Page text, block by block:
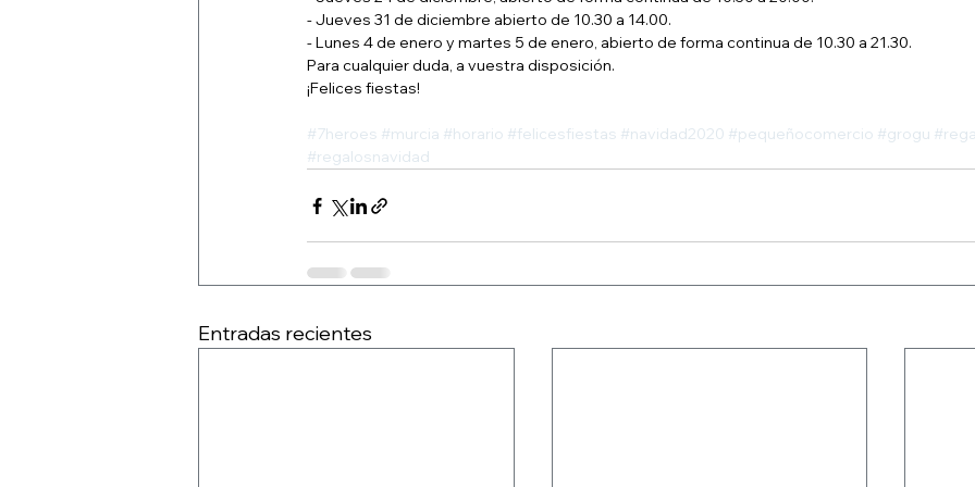
- Jueves 31 de diciembre abierto de 10.30 a 14.00.
- Lunes 4 de enero y martes 5 de enero, abierto de forma continua de 10.30 a 21.30.
Para cualquier duda, a vuestra disposición.
¡Felices fiestas!
#7heroes #murcia #horario #felicesfiestas #navidad2020 #pequeñocomercio #grogu
#regalosnavidad
Entradas recientes